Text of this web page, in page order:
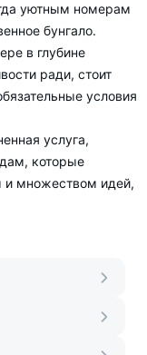
уютным номерам
бунгало.
в глубине
ради, стоит
условия
услуга,
которые
и множеством идей,